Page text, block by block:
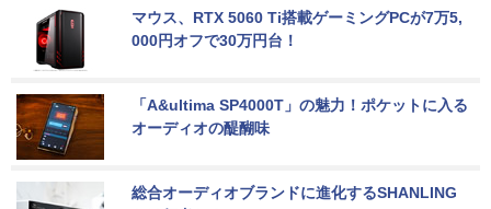
マウス、RTX 5060 Ti搭載ゲーミングPCが7万5,
000円オフで30万円台！
「A&ultima SP4000T」の魅力！ポケットに入る
オーディオの醍醐味
総合オーディオブランドに進化するSHANLING